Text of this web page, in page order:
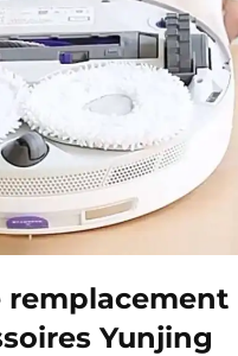
remplacement
Yunjing